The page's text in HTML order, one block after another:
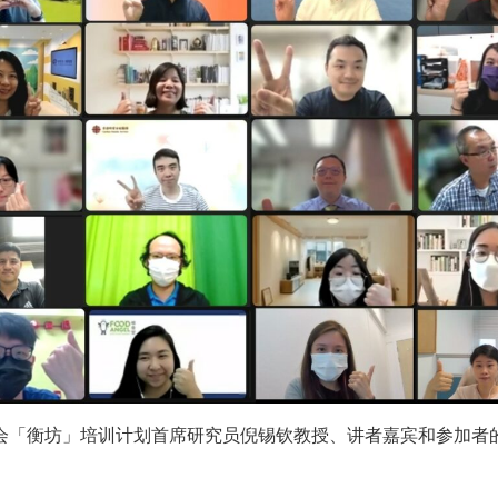
「衡坊」培训计划首席研究员倪锡钦教授、讲者嘉宾和参加者